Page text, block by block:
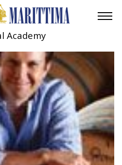
Academy